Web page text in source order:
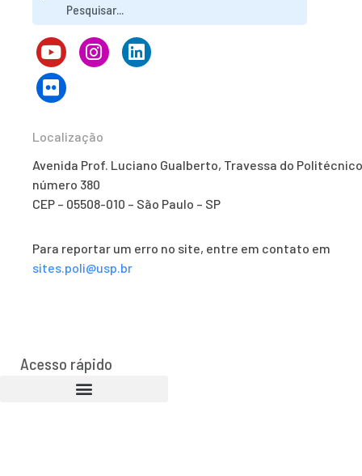
Localização
Avenida Prof. Luciano Gualberto, Travessa do
número 380
CEP – 05508-010 – São Paulo – SP
Para reportar um erro no site, entre em contato em
sites.poli@usp.br
Acesso rápido